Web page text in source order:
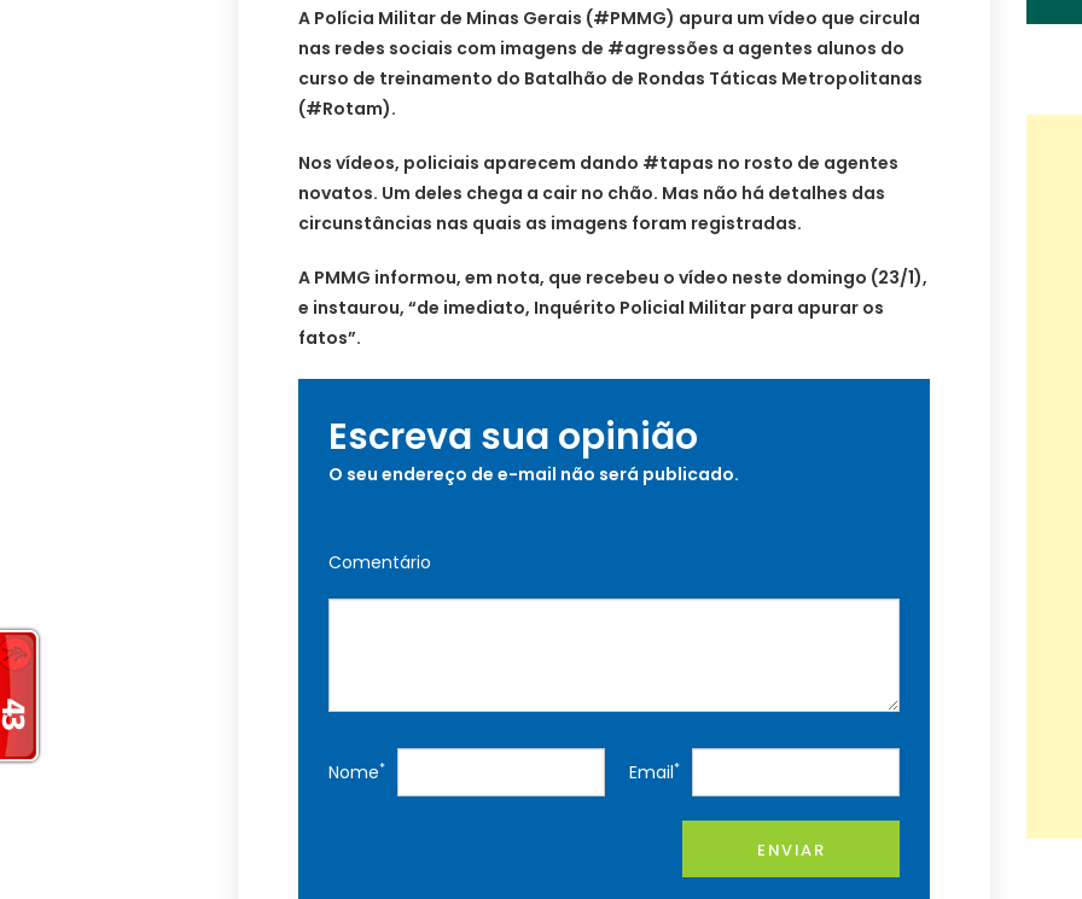
A Polícia Militar de Minas Gerais (#PMMG) apura um vídeo que circula
nas redes sociais com imagens de #agressões a agentes alunos do
curso de treinamento do Batalhão de Rondas Táticas Metropolitanas
(#Rotam).
Nos vídeos, policiais aparecem dando #tapas no rosto de agentes
novatos. Um deles chega a cair no chão. Mas não há detalhes das
circunstâncias nas quais as imagens foram registradas.
A PMMG informou, em nota, que recebeu o vídeo neste domingo (23/1),
e instaurou, “de imediato, Inquérito Policial Militar para apurar os
fatos”.
Escreva sua opinião
O seu endereço de e-mail não será publicado.
Comentário
Nome* Email*
ENVIAR